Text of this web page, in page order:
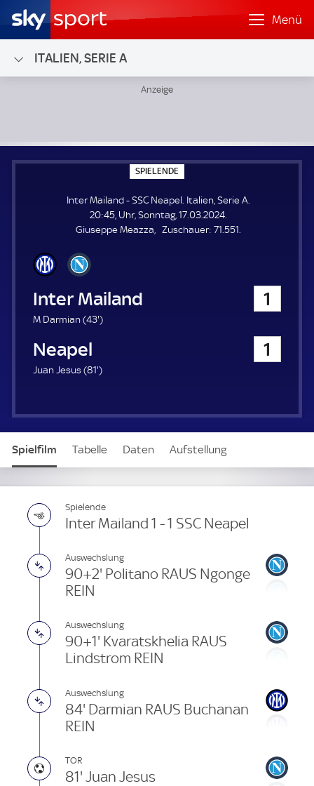
Menü
ITALIEN, SERIE A
SPIELENDE
P
E
L
E
N
Inter Mailand - SSC Neapel. Italien, Serie A.
20:45, Uhr, Sonntag, 17.03.2024.
Giuseppe Meazza
Zuschauer: Z
71.551.
Inter Mailand 1
M Darmian (43'4
i
t
e
)
SSC Neapel 1
Juan Jesus (81'8
u
t
)
Spielfilm Tabelle Daten Aufstellung
Live
Spielende
Inter Mailand 1 - 1 SSC Neapel
Auswechslung
90+2' Politano RAUS Ngonge
REIN
Auswechslung
90+1' Kvaratskhelia RAUS
Lindstrom REIN
Auswechslung
84' Darmian RAUS Buchanan
REIN
TOR
81' Juan Jesus